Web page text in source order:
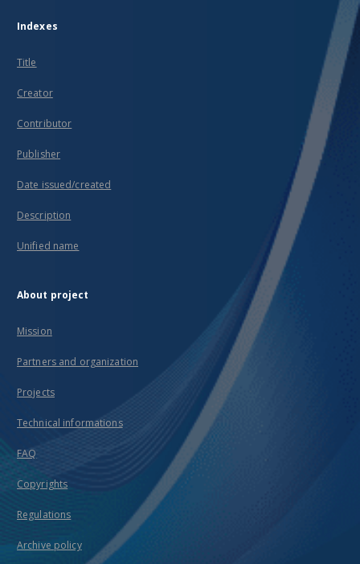
Indexes
Title
Creator
Contributor
Publisher
Date issued/created
Description
Unified name
About project
Mission
Partners and organization
Projects
Technical informations
FAQ
Copyrights
Regulations
Archive policy